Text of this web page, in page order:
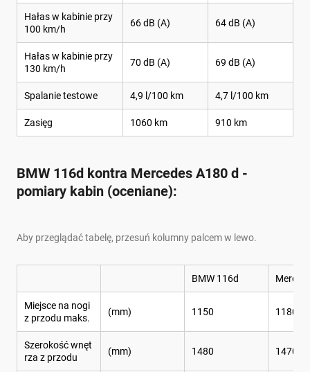
Hałas w kabinie przy
100 km/h
66 dB (A) 64 dB (A)
Hałas w kabinie przy
130 km/h
70 dB (A) 69 dB (A)
Spalanie testowe 4,9 l/100 km 4,7 l/100 km
Zasięg 1060 km 910 km
BMW 116d kontra Mercedes A180 d -
pomiary kabin (oceniane):
Aby przeglądać tabelę, przesuń kolumny palcem w lewo.
BMW 116d
Miejsce na nogi
z przodu maks.
(mm) 1150 1180
Szerokość wnęt
rza z przodu
(mm) 1480 1470